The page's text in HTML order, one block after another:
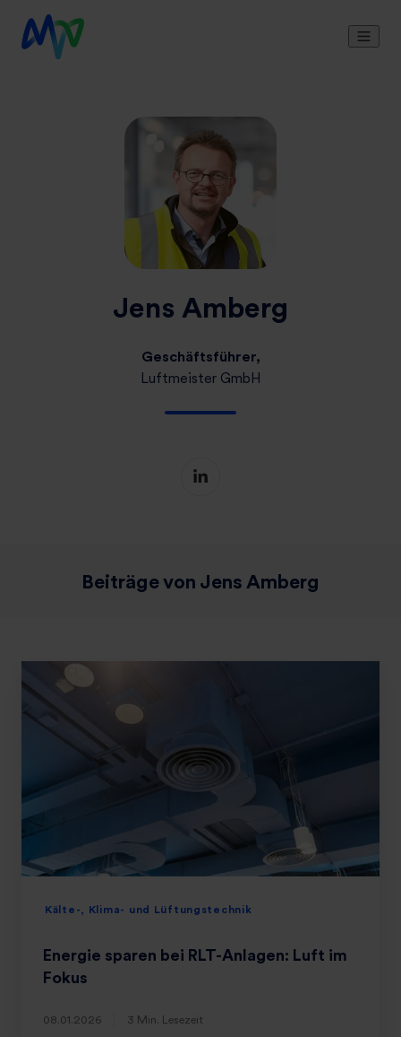
Jens Amberg
Geschäftsführer,
Luftmeister GmbH
Beiträge von Jens Amberg
Kälte-, Klima- und Lüftungstechnik
Energie sparen bei RLT-Anlagen: Luft im
Fokus
08.01.2026 3 Min. Lesezeit